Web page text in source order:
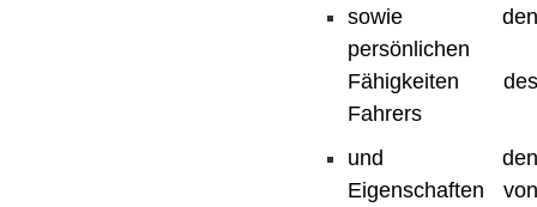
sowie den
persönlichen
Fähigkeiten des
Fahrers
und den
Eigenschaften von